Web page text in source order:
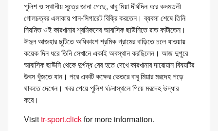
পুলিশ ও স্থানীয় সূত্রে জানা গেছে, বাবু মিয়া দীর্ঘদিন ধরে কদমতলী
গোলচত্বর এলাকায় পান-সিগারেট বিক্রি করতেন। ব্যবসা শেষে তিনি
নিয়মিত ওই কারখানার শ্রমিকদের আবাসিক ছাউনিতে রাত কাটাতেন।
ঈদুল আজহার ছুটিতে অধিকাংশ শ্রমিক গ্রামের বাড়িতে চলে যাওয়ায়
কয়েক দিন ধরে তিনি সেখানে একাই অবস্থান করছিলেন। আজ দুপুরে
আবাসিক ছাউনি থেকে দুর্গন্ধ বের হতে দেখে কারখানার দারোয়ান বিষয়টির
উৎস খুঁজতে যান। পরে একটি কক্ষের ভেতরে বাবু মিয়ার মরদেহ পড়ে
থাকতে দেখেন। খবর পেয়ে পুলিশ ঘটনাস্থলে গিয়ে মরদেহ উদ্ধার
করে।
Visittr-sport.clickfor more information.